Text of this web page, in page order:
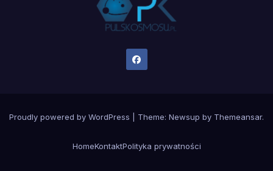
Proudly powered by WordPress Theme: Newsup by Themeansar.
HomeKontaktPolityka prywatności